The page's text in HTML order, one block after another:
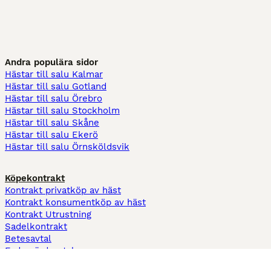
Andra populära sidor
Hästar till salu Kalmar
Hästar till salu Gotland
Hästar till salu Örebro
Hästar till salu Stockholm
Hästar till salu Skåne
Hästar till salu Ekerö
Hästar till salu Örnsköldsvik
Köpekontrakt
Kontrakt privatköp av häst
Kontrakt konsumentköp av häst
Kontrakt Utrustning
Sadelkontrakt
Betesavtal
Fodervärdsavtal